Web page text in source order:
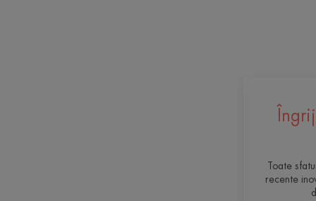
Toate
recente